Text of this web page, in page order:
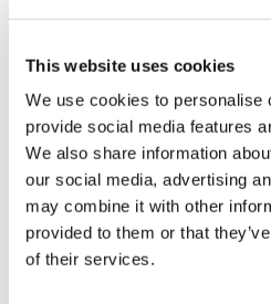
This website uses cookies
We use cookies to personalise
provide social media features
We also share information
our social media, advertising
may combine it with other
provided to them or that
of their services.
Gerelateerde opleidingen